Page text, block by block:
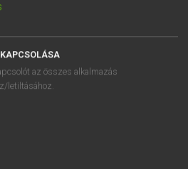
az összes alkalmazás
letiltásához.